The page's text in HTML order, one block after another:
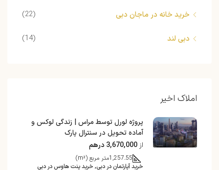
خرید خانه در ماجان دبی (22)
دبی لند (14)
املاک اخیر
پروژه لورل توسط مراس | زندگی لوکس و
آماده تحویل در سنترال پارک
از 3,670,000 درهم
1,257.55متر مربع (m²)
خرید آپارتمان در دبی, خرید پنت هاوس در دبی